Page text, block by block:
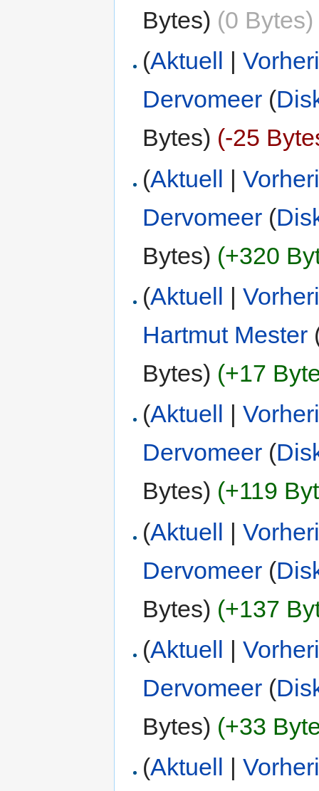
Bytes) (0 Bytes)
(Aktuell |
Dervomeer (
Bytes) (-25
(Aktuell |
Dervomeer (
Bytes) (+320
(Aktuell |
Hartmut Mester
Bytes) (+17
(Aktuell |
Dervomeer (
Bytes) (+119
(Aktuell |
Dervomeer (
Bytes) (+137
(Aktuell |
Dervomeer (
Bytes) (+33
(Aktuell |